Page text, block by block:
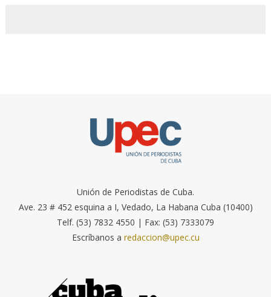
Unión de Periodistas de Cuba.
Ave. 23 # 452 esquina a I, Vedado, La Habana Cuba (10400)
Telf. (53) 7832 4550 | Fax: (53) 7333079
Escríbanos a redaccion@upec.cu